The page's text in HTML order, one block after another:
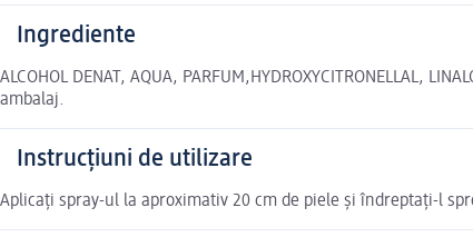
Ingrediente
ALCOHOL DENAT, AQUA, PARFUM,HYDROXYCITRONELLAL,
ambalaj.
Instrucțiuni de utilizare
Aplicați spray-ul la aproximativ 20 cm de piele și îndreptați-l